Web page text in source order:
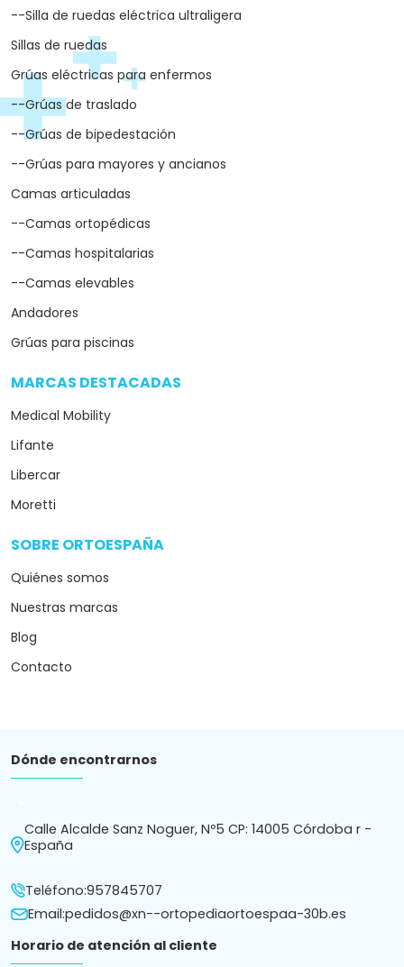
--Silla de ruedas eléctrica ultraligera
Sillas de ruedas
Grúas eléctricas para enfermos
--Grúas de traslado
--Grúas de bipedestación
--Grúas para mayores y ancianos
Camas articuladas
--Camas ortopédicas
--Camas hospitalarias
--Camas elevables
Andadores
Grúas para piscinas
MARCAS DESTACADAS
Medical Mobility
Lifante
Libercar
Moretti
SOBRE ORTOESPAÑA
Quiénes somos
Nuestras marcas
Blog
Contacto
Dónde encontrarnos
Calle Alcalde Sanz Noguer, Nº5 CP: 14005 Córdoba r -
España
Teléfono:957845707
Email:pedidos@xn--ortopediaortoespaa-30b.es
Horario de atención al cliente